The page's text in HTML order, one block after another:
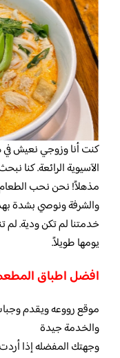
كنت أنا وزوجي نعيش في
الآسيوية الرائعة. كنا
مذهلاً! نحن نحب
والشرفة ونوصي بشدة
خدمتنا لم تكن ودية. لم
يومها طويلاً.
افضل اطباق
موقع رووعه ويقدم
والخدمة جيدة
وجهتك المفضله إذا